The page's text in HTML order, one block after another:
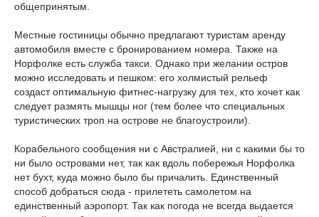
общепринятым.
Местные гостиницы обычно предлагают туристам аренду
автомобиля вместе с бронированием номера. Также на
Норфолке есть служба такси. Однако при желании остров
можно исследовать и пешком: его холмистый рельеф
создаст оптимальную фитнес-нагрузку для тех, кто хочет как
следует размять мышцы ног (тем более что специальных
туристических троп на острове не благоустроили).
Корабельного сообщения ни с Австралией, ни с какими бы то
ни было островами нет, так как вдоль побережья Норфолка
нет бухт, куда можно было бы причалить. Единственный
способ добраться сюда - прилететь самолетом на
единственный аэропорт. Так как погода не всегда выдается